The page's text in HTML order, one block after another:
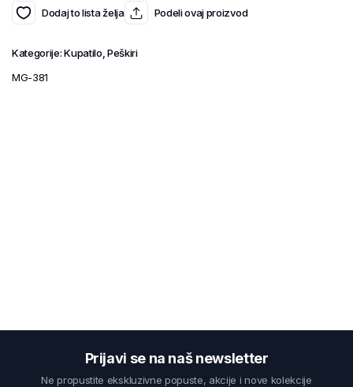
Dodaj to lista želja Podeli ovaj proizvod
Kategorije:Kupatilo Peškiri
MG-381
Prijavi se na naš newsletter
Ne propustite ekskluzivne popuste, akcije i nove kolekcije